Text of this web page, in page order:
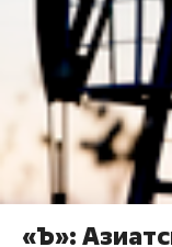
«Ъ»: